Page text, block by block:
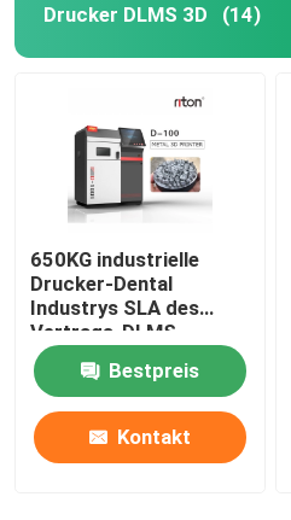
Drucker DLMS 3D (14)
650KG industrielle
Drucker-Dental
Industrys SLA des
Vertrags-DLMS
3D Maschine
Bestpreis
Kontakt